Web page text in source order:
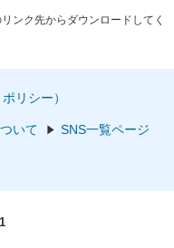
ンク先からダウンロードしてく
リシー）
いて SNS一覧ページ